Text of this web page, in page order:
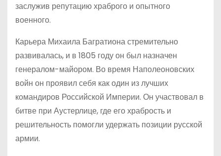
заслужив репутацию храброго и опытного
военного.
Карьера Михаила Багратиона стремительно
развивалась, и в 1805 году он был назначен
генералом-майором. Во время Наполеоновских
войн он проявил себя как один из лучших
командиров Российской Империи. Он участвовал в
битве при Аустерлице, где его храбрость и
решительность помогли удержать позиции русской
армии.